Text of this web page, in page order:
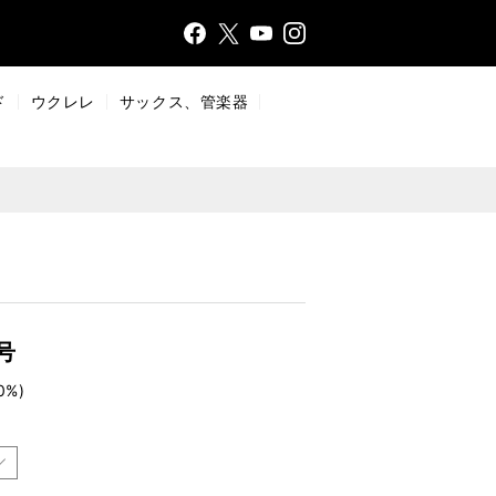
FaceX
YouTInsta
ウクレレ
サックス、管楽器